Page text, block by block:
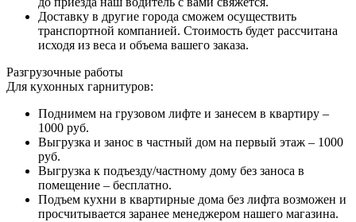
Доставку в другие города сможем осуществить
транспортной компанией. Стоимость будет рассчитана
исходя из веса и объема вашего заказа.
Разгрузочные работы
Для кухонных гарнитуров:
Поднимем на грузовом лифте и занесем в квартиру –
1000 руб.
Выгрузка и занос в частный дом на первый этаж – 1000
руб.
Выгрузка к подъезду/частному дому без заноса в
помещение – бесплатно.
Подъем кухни в квартирные дома без лифта возможен и
просчитывается заранее менеджером нашего магазина.